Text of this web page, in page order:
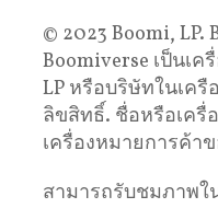
© 2023 Boomi, LP.
Boomiverse เป็นเ
LP หรือบริษัทในเค
ลิขสิทธิ์. ชื่อหรือเครื่
เครื่องหมายการค้า
สามารถรับชมภาพ